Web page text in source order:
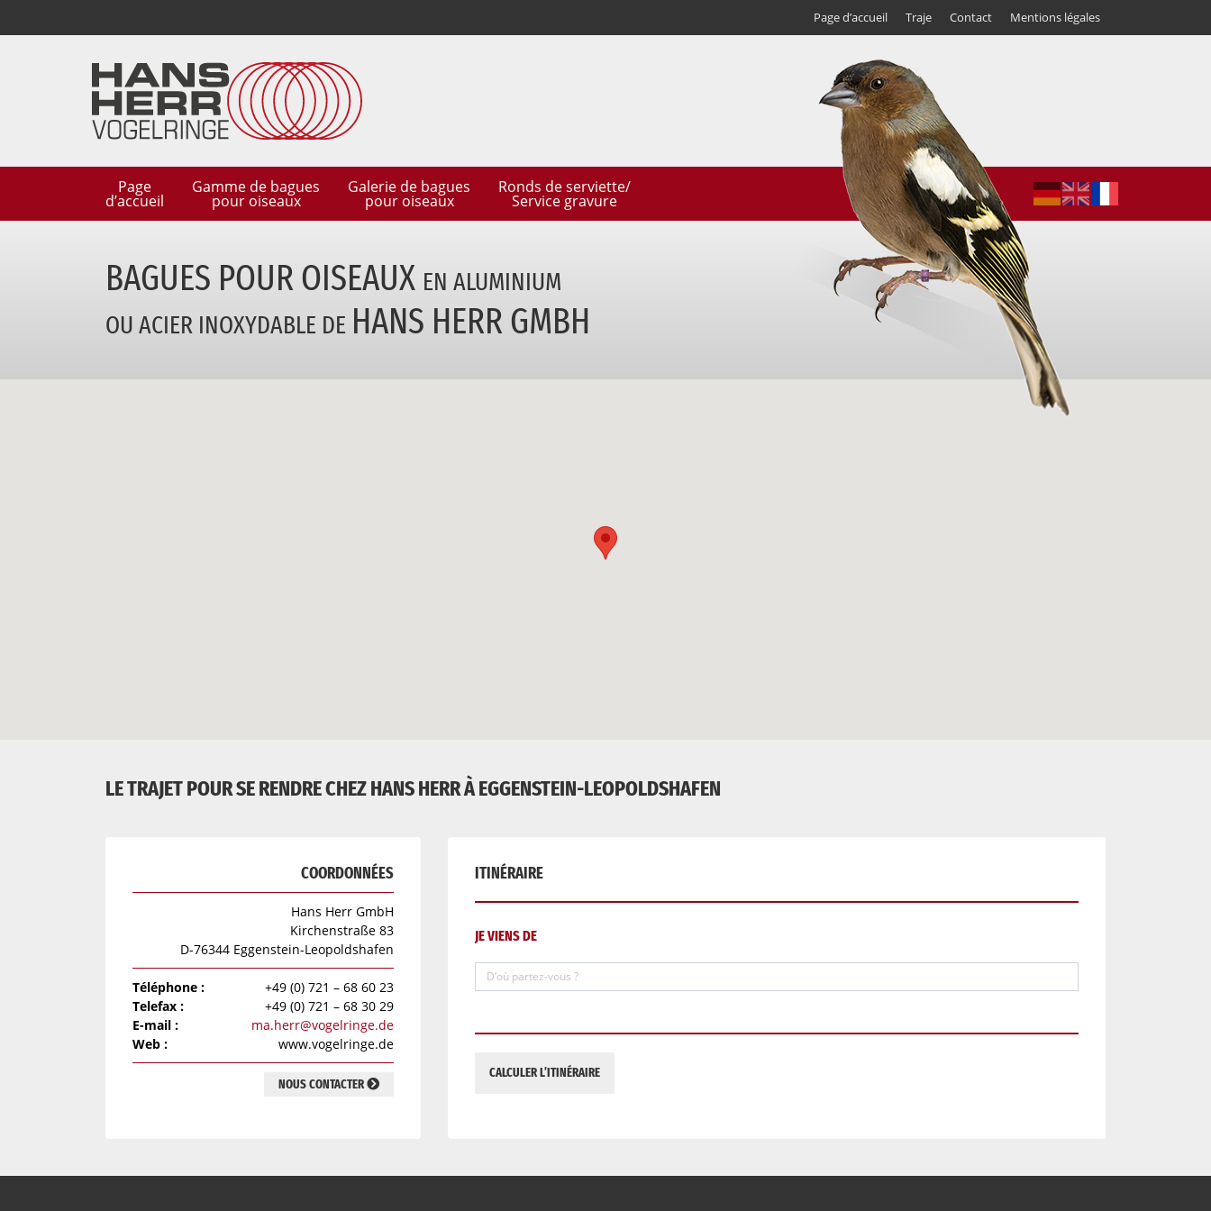
Page d’accueil Traje Contact Mentions légales
Page
d’accueil
Gamme de bagues
pour oiseaux
Galerie de bagues
pour oiseaux
Ronds de serviette/
Service gravure
BAGUES POUR OISEAUX EN ALUMINIUM
OU ACIER INOXYDABLE DE HANS HERR GMBH
LE TRAJET POUR SE RENDRE CHEZ HANS HERR À EGGENSTEIN-LEOPOLDSHAFEN
COORDONNÉES
Hans Herr GmbH
Kirchenstraße 83
D-76344 Eggenstein-Leopoldshafen
Téléphone :
+49 (0) 721 – 68 60 23
Telefax :
+49 (0) 721 – 68 30 29
E-mail :
ma.herr@vogelringe.de
Web :
www.vogelringe.de
NOUS CONTACTER
ITINÉRAIRE
JE VIENS DE